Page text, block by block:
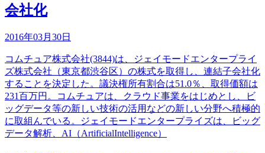
会社化
2016年03月30日
コムチュア株式会社(3844)は、ジェイモードエンタープライ
ズ株式会社（東京都渋谷区）の株式を取得し、連結子会社化
することを決定した。議決権所有割合は51.0％、取得価額は
231百万円。コムチュアは、クラウド事業をはじめとし、ビ
ッグデータ等の新しい技術の活用などの新しい分野へ積極的
に取組んでいる。ジェイモードエンタープライズは、ビッグ
データ解析、AI（ArtificialIntelligence）